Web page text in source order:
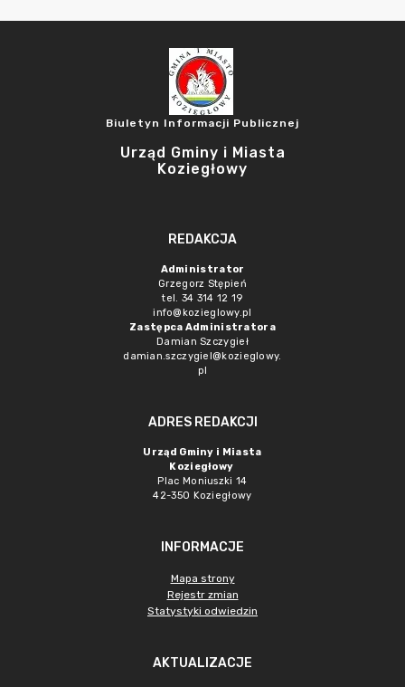
Biuletyn Informacji Publicznej
Urząd Gminy i Miasta
Koziegłowy
REDAKCJA
Administrator
Grzegorz Stępień
tel. 34 314 12 19
info@kozieglowy.pl
Zastępca Administratora
Damian Szczygieł
damian.szczygiel@kozieglowy.
pl
ADRES REDAKCJI
Urząd Gminy i Miasta
Koziegłowy
Plac Moniuszki 14
42-350 Koziegłowy
INFORMACJE
Mapa strony
Rejestr zmian
Statystyki odwiedzin
AKTUALIZACJE